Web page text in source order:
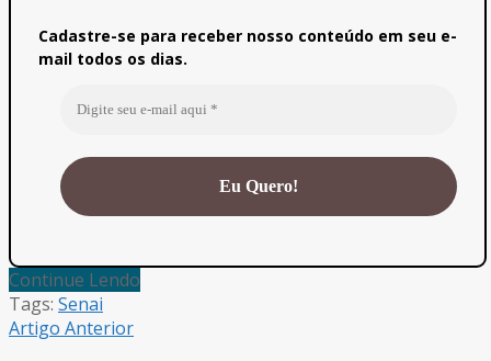
Cadastre-se para receber nosso conteúdo em seu e-
mail todos os dias.
Continue Lendo
Tags: Senai
Artigo Anterior